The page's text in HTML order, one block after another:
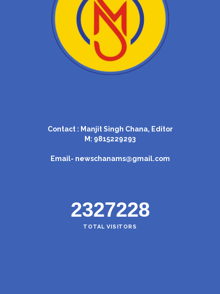
Contact : Manjit Singh Chana, Editor
M: 9815229293
Email- newschanams@gmail.com
2327228
TOTAL VISITORS